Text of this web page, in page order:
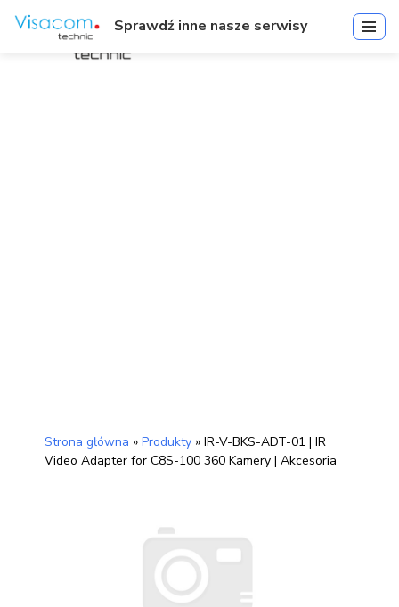
Strona główna » Produkty » IR-V-BKS-ADT-01 | IR
Video Adapter for C8S-100 360 Kamery | Akcesoria
Sprawdź inne nasze serwisy